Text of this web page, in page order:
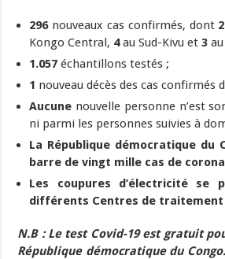
296 nouveaux cas confirmés, dont
Kongo Central, 4au Sud-Kivu et3
1.057échantillons testés ;
1 nouveau décès des cas confirmés
Aucune nouvelle personne n’est
ni parmi les personnes suivies à
La République démocratique du
barre de vingt mille cas de
Les coupures d’électricité se
différents Centres de traitement
N.B :Le test Covid-19 est gratuit
République démocratique du